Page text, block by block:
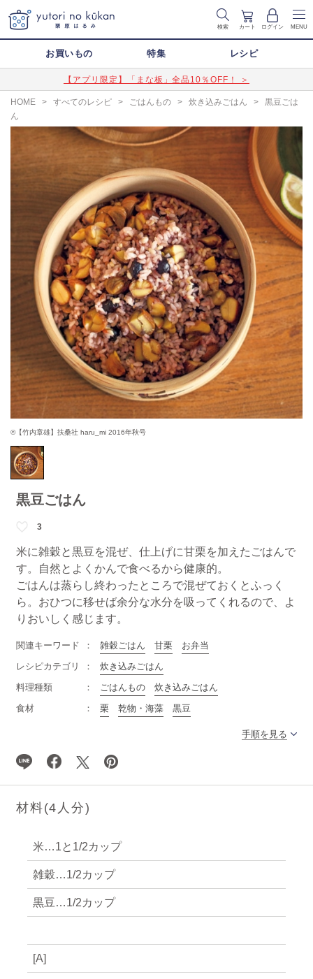
検索 カート ログイン MENU
お買いもの 特集 レシピ
【アプリ限定】「まな板」全品10％OFF！ ＞
HOME > すべてのレシピ > ごはんもの > 炊き込みごはん >
黒豆ごは
ん
©【竹内章雄】扶桑社 haru_mi 2016年秋号
黒豆ごはん
3
米に雑穀と黒豆を混ぜ、仕上げに甘栗を加えたごはんで
す。自然とよくかんで食べるから健康的。
ごはんは蒸らし終わったところで混ぜておくとふっく
ら。おひつに移せば余分な水分を吸ってくれるので、よ
りおいしく感じます。
関連キーワード 雑穀ごはん 甘栗
お弁当
レシピカテゴリ
炊き込みごはん
料理種類
ごはんもの
炊き込みごはん
食材
栗 乾物・海藻 黒豆
手順を見る
材料(4 人分)
米…1と1/2カップ
雑穀…1/2カップ
黒豆…1/2カップ
[A]